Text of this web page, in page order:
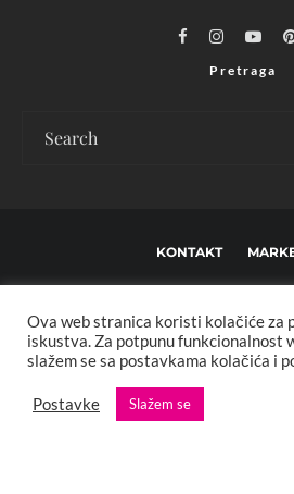
Pretraga
KONTAKT
IMPRESSUM O
Copyright © 2013 - 2025 FBL creative. Sva
XStreamThemes
Ova web stranica koristi kolačiće za
iskustva. Za potpunu funkcionalnost
slažem se sa postavkama kolačića i
Postavke Slažem se